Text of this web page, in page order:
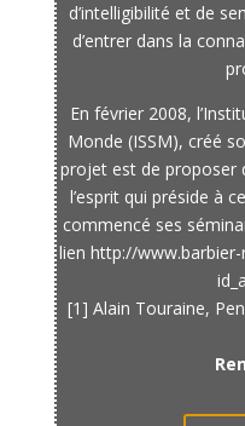
d’intelligibilité et de
d’entrer dans la
En février 2008,
Monde (ISSM), créé
projet est de proposer
l’esprit qui préside à
commencé ses
lien http://
[1] Alain Touraine,